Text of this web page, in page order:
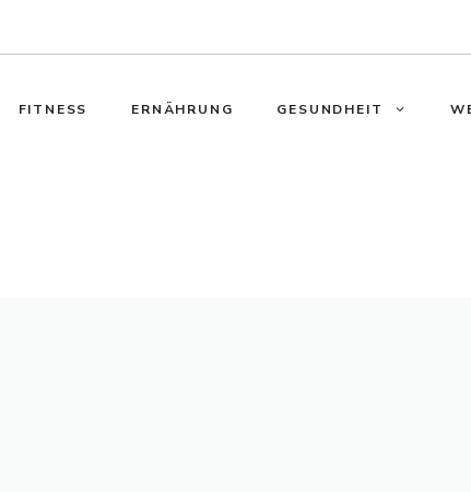
FITNESS ERNÄHRUNG GESUNDHEIT